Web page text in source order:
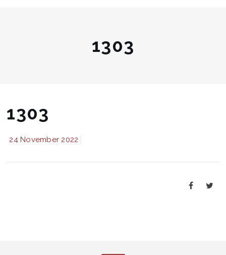
1303
1303
24 November 2022